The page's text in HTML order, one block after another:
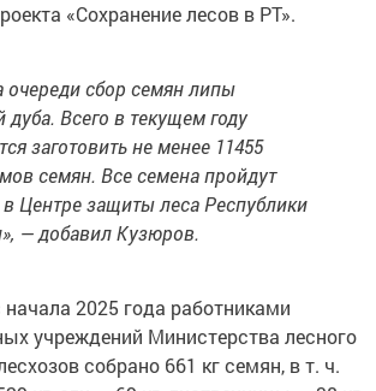
«Сохранение лесов в РТ».
очереди сбор семян липы
дуба. Всего в текущем году
заготовить не менее 11455
семян. Все семена пройдут
Центре защиты леса Республики
— добавил Кузюров.
2025 года работниками
учреждений Министерства лесного
собрано 661 кг семян, в т. ч.